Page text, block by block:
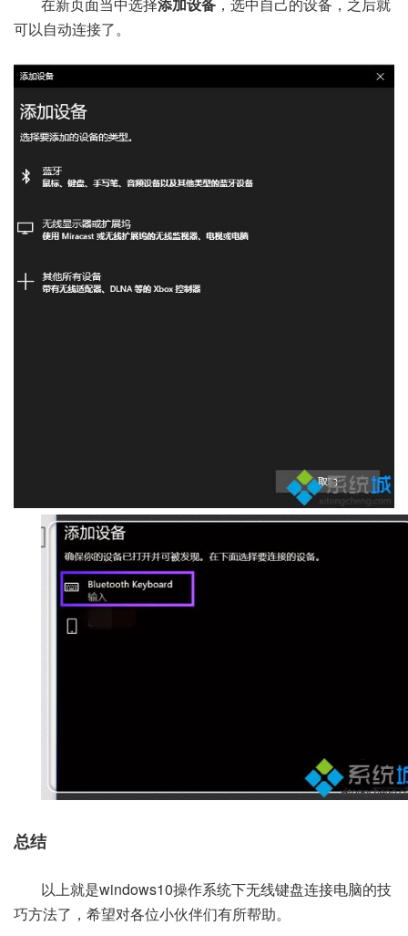
可以自动连接了。
总结
以上就是windows10操作系统下无线键盘连接电脑的技
巧方法了，希望对各位小伙伴们有所帮助。